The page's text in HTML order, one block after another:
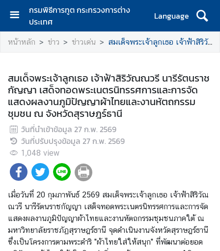
กรมพิธีการทูต กระทรวงการต่าง
ประเทศ
Language
ห
น้
ลั
ก
เ
กี่
ย
ว
กั
บ
ก
ร
ม
ข่
หน้าหลัก ข่าว ข่าวเด่น สมเด็จพระเจ้าลูกเธอ เจ้าฟ้าสิริวัณณวรี นารีรัตนราชกัญญา เสด็จทอดพระเนตรนิทรรศการและการจัดแสดงผลงานภูมิปัญญาผ้าไทยและงานหัตถกรรมชุมชน ณ จังหวัดสุราษฎร์ธานี
สมเด็จพระเจ้าลูกเธอ เจ้าฟ้าสิริวัณณวรี นารีรัตนราช
กัญญา เสด็จทอดพระเนตรนิทรรศการและการจัด
แสดงผลงานภูมิปัญญาผ้าไทยและงานหัตถกรรม
ชุมชน ณ จังหวัดสุราษฎร์ธานี
วันที่นำเข้าข้อมูล 27 ก.พ. 2569
วันที่ปรับปรุงข้อมูล 27 ก.พ. 2569
1,048 view
เมื่อวันที่ 20 กุมภาพันธ์ 2569 สมเด็จพระเจ้าลูกเธอ เจ้าฟ้าสิริวัณ
ณวรี นารีรัตนราชกัญญา เสด็จทอดพระเนตรนิทรรศการและการจัด
แสดงผลงานภูมิปัญญาผ้าไทยและงานหัตถกรรมชุมชนภาคใต้ ณ
มหาวิทยาลัยราชภัฏสุราษฎร์ธานี จุดดำเนินงานจังหวัดสุราษฎร์ธานี
ซึ่งเป็นโครงการตามพระดำริ "ผ้าไทยใส่ให้สนุก" ที่พัฒนาต่อยอด